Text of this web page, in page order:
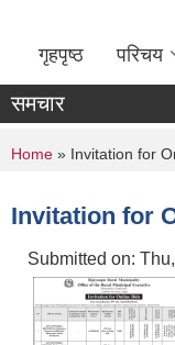
गृहपृष्ठ परिचय
समचार
You are
Home » Invitation for
Invitation for
Submitted on: